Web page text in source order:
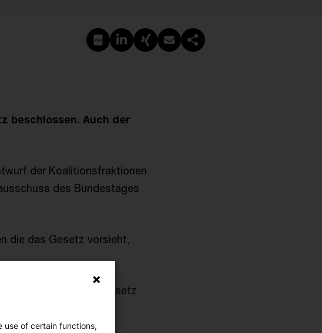
PDF erstellen
Auf LinkedIn teilen
Auf Xing teilen
Per E-Mail teilen
Link kopieren
beschlossen. Auch der
der Koalitionsfraktionen
des Bundestages
die das Gesetz vorsieht,
Bundesrat dem Gesetz
use of certain functions,